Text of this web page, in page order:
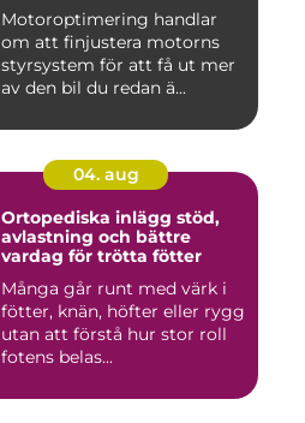
Motoroptimering handlar
om att finjustera motorns
styrsystem för att få ut mer
av den bil du redan ä...
04. aug
Ortopediska inlägg stöd,
avlastning och bättre
vardag för trötta fötter
Många går runt med värk i
fötter, knän, höfter eller rygg
utan att förstå hur stor roll
fotens belas...